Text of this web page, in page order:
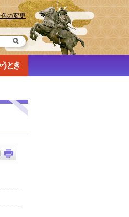
の変更
とき